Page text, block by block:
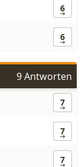
6
6
9 Antworten
7
7
7